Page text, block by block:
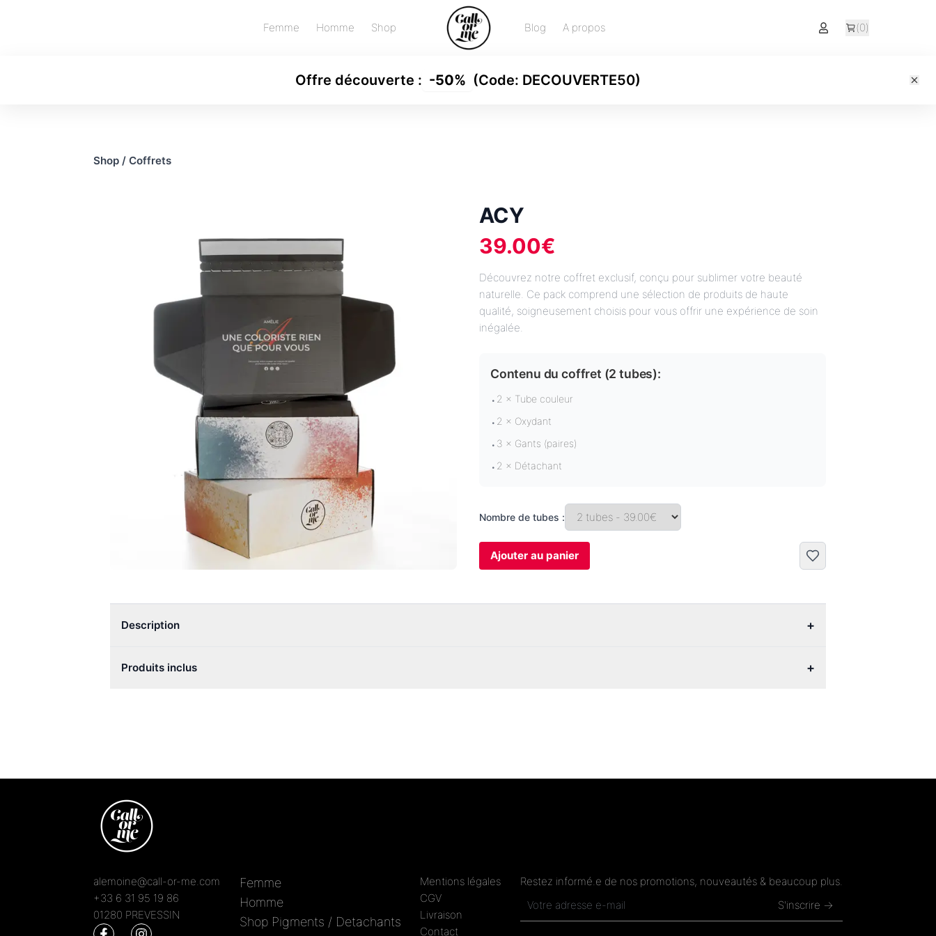
Femme Homme Shop Blog A propos (0)
Offre découverte : -50% (Code: DECOUVERTE50)
Shop/ Coffrets
ACY
39.00€
Découvrez notre coffret exclusif, conçu pour sublimer votre beauté
naturelle. Ce pack comprend une sélection de produits de haute
qualité, soigneusement choisis pour vous offrir une expérience de soin
inégalée.
Contenu du coffret (2 tubes):
• 2 × Tube couleur
• 2 × Oxydant
• 3 × Gants (paires)
• 2 × Détachant
Nombre de tubes :
Ajouter au panier
Description +
Produits inclus +
alemoine@call-or-me.com
+33 6 31 95 19 86
01280 PREVESSIN
Femme
Homme
Shop Pigments / Detachants
Mentions légales
CGV
Livraison
Contact
Restez informé.e de nos promotions, nouveautés & beaucoup plus.
S'inscrire →